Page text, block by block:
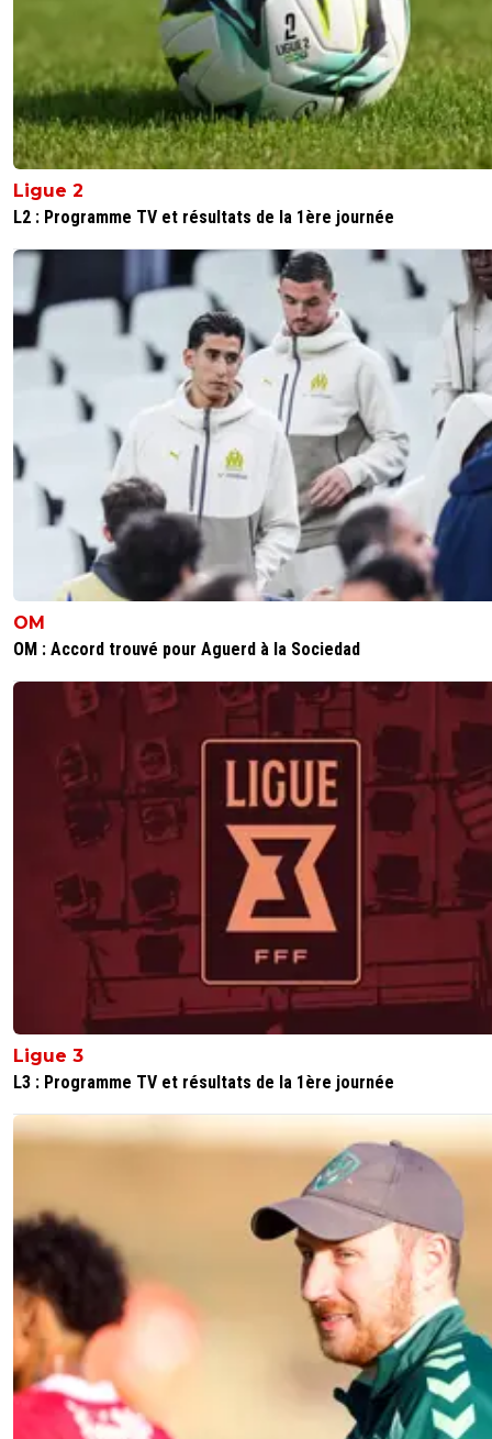
Ligue 2
L2 : Programme TV et résultats de la 1ère journée
OM
OM : Accord trouvé pour Aguerd à la Sociedad
Ligue 3
L3 : Programme TV et résultats de la 1ère journée